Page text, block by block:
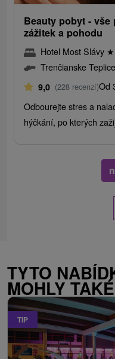
Beauty pobyt -
zážitek a pohodu
Hotel Most Slávy ★
Trenčianske Teplice
9,0 (228 recenzí)Od
Odbourejte stres a
hýčkání, po kterých
TYTO
MOHLY
TIP